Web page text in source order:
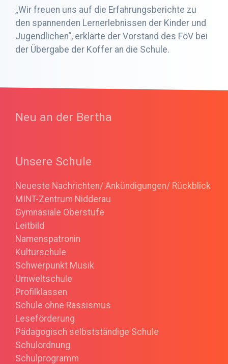
„Wir freuen uns auf die Erfahrungsberichte zu
den spannenden Lernerlebnissen der Kinder und
Jugendlichen“, erklärte der Vorstand des FöV bei
der Übergabe der Koffer an die Schule.
Neu an der Bertha
Unsere Schule
Neueste Nachrichten/ Ankündigungen/ Rückblick
MINT-Zentrum Nidderau
Gymnasiale Oberstufe
Leitbild
Namenspatronin
Kulturschule
Schwerpunkt Musik
Umweltschule
Profilklassen
Schule ohne Rassismus
Leseförderung
Pädagogisch selbstständige Schule
Schulordnung
Schulprogramm